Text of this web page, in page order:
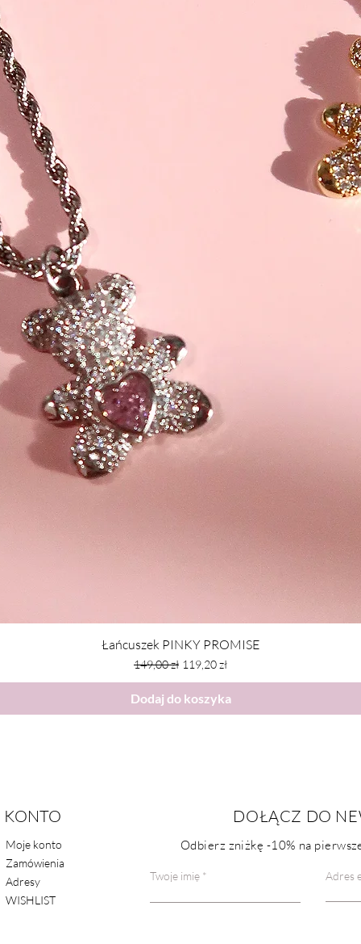
Łańcuszek PINKY PROMISE
Regularna cena
149,00 zł Cena rabatowa
119,20 zł
Dodaj do koszyka
KONTO
Moje konto
Zamówienia
Adresy
WISHLIST
DOŁĄCZ DO
Odbierz zniżkę -10% na
Twoje imię Adres